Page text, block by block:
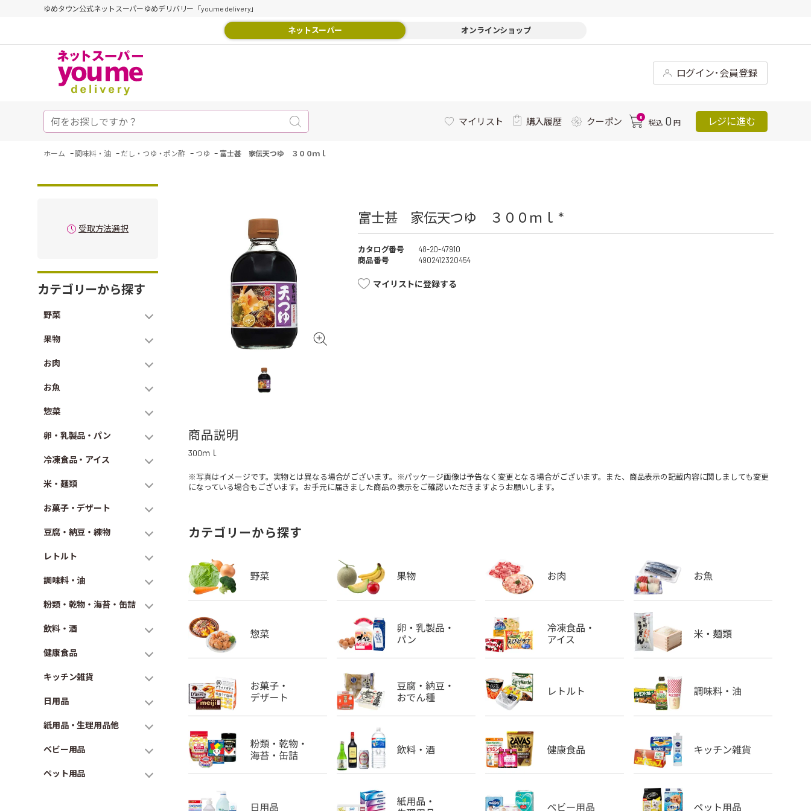
ゆめタウン公式ネットスーパーゆめデリバリー「youme delivery」
ネットスーパー オンラインショップ
ログイン･会員登録
マイリスト 購入履歴 クーポン 0
税込 0 円 レジに進む
ホーム -調味料・油 - だし・つゆ・ポン酢 - つゆ - 富士甚 家伝天つゆ ３００ｍｌ
受取方法選択
カテゴリーから探す
野菜
果物
お肉
お魚
惣菜
卵・乳製品・パン
冷凍食品・アイス
米・麺類
お菓子・デザート
豆腐・納豆・練物
レトルト
調味料・油
粉類・乾物・海苔・缶詰
飲料・酒
健康食品
キッチン雑貨
日用品
紙用品・生理用品他
ベビー用品
ペット用品
富士甚 家伝天つゆ ３００ｍｌ *
カタログ番号
48-20-47910
商品番号
4902412320454
マイリストに登録する
商品説明
300ｍｌ
※写真はイメージです。実物とは異なる場合がございます。※パッケージ画像は予告なく変更となる場合がございます。また、商品表示の記載内容に関しましても変更
になっている場合もございます。お手元に届きました商品の表示をご確認いただきますようお願いします。
カテゴリーから探す